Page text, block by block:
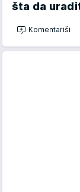
šta da
Komentariši